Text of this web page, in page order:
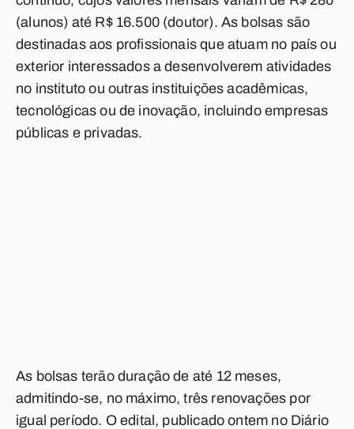
(alunos) até R$ 16.500 (doutor). As bolsas são
destinadas aos profissionais que atuam no país ou
exterior interessados a desenvolverem atividades
no instituto ou outras instituições acadêmicas,
tecnológicas ou de inovação, incluindo empresas
públicas e privadas.
As bolsas terão duração de até 12 meses,
admitindo-se, no máximo, três renovações por
igual período. O edital, publicado ontem no Diário